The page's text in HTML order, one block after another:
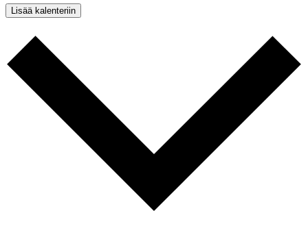
Lisää kalenteriin